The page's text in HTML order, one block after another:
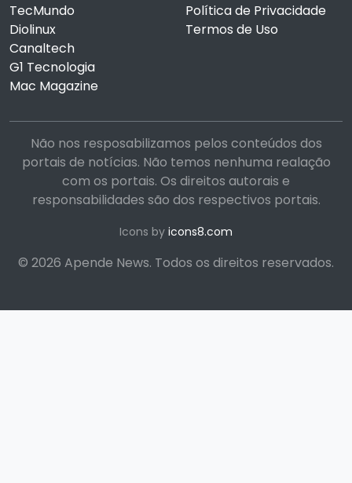
TecMundo
Diolinux
Canaltech
G1 Tecnologia
Mac Magazine
Política de Privacidade
Termos de Uso
Não nos resposabilizamos pelos conteúdos dos
portais de notícias. Não temos nenhuma realação
com os portais. Os direitos autorais e
responsabilidades são dos respectivos portais.
Icons by icons8.com
© 2026 Apende News. Todos os direitos reservados.